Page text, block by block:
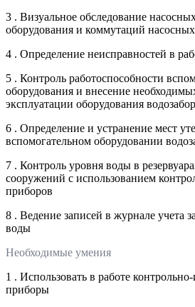
3 . Визуальное обследование
оборудования и коммутаций
4 . Определение неисправностей в
5 . Контроль работоспособности
оборудования и внесение
эксплуатации оборудования
6 . Определение и устранение мест
вспомогательном оборудовании
7 . Контроль уровня воды в
сооружений с использованием
приборов
8 . Ведение записей в журнале учета
воды
Необходимые умения
1 . Использовать в работе
приборы